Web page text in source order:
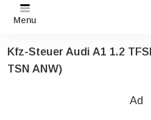
Menu
Kfz-Steuer Audi A1 1.2
TSN ANW)
Ad